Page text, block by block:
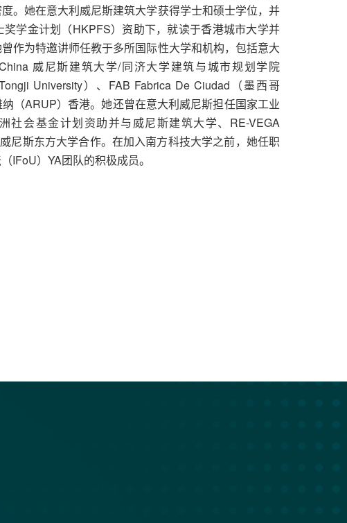
。她在意大利威尼斯建筑大学获得学士和硕士学位，并
学金计划（HKPFS）资助下，就读于香港城市大学并
作为特邀讲师任教于多所国际性大学和机构，包括意大
威尼斯建筑大学/同济大学建筑与城市规划学院
University）、FAB Fabrica De Ciudad（墨西哥
（ARUP）香港。她还曾在意大利威尼斯担任国家工业
社会基金计划资助并与威尼斯建筑大学、RE-VEGA
尼斯东方大学合作。在加入南方科技大学之前，她任职
IFoU）YA团队的积极成员。